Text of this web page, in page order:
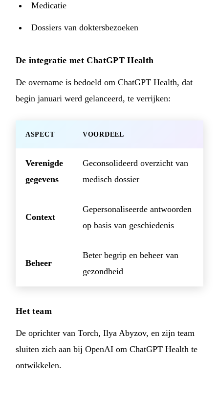
Medicatie
Dossiers van doktersbezoeken
De integratie met ChatGPT Health
De overname is bedoeld om ChatGPT Health, dat
begin januari werd gelanceerd, te verrijken:
ASPECT VOORDEEL
Verenigde
gegevens
Geconsolideerd overzicht van
medisch dossier
Context
Gepersonaliseerde antwoorden
op basis van geschiedenis
Beheer
Beter begrip en beheer van
gezondheid
Het team
De oprichter van Torch, Ilya Abyzov, en zijn team
sluiten zich aan bij OpenAI om ChatGPT Health te
ontwikkelen.